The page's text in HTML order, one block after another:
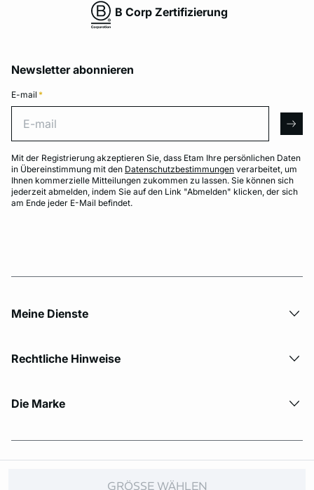
GRÖSSE WÄHLEN
B Corp Zertifizierung
Newsletter abonnieren
E-mail *
Mit der Registrierung akzeptieren Sie, dass Etam Ihre persönlichen Daten
in Übereinstimmung mit den Datenschutzbestimmungen verarbeitet, um
Ihnen kommerzielle Mitteilungen zukommen zu lassen. Sie können sich
jederzeit abmelden, indem Sie auf den Link "Abmelden" klicken, der sich
am Ende jeder E-Mail befindet.
Meine Dienste
Rechtliche Hinweise
Die Marke